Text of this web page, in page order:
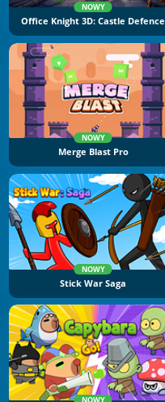
NOWY
Office Knight 3D: Castle Defence
NOWY
Merge Blast Pro
NOWY
Stick War Saga